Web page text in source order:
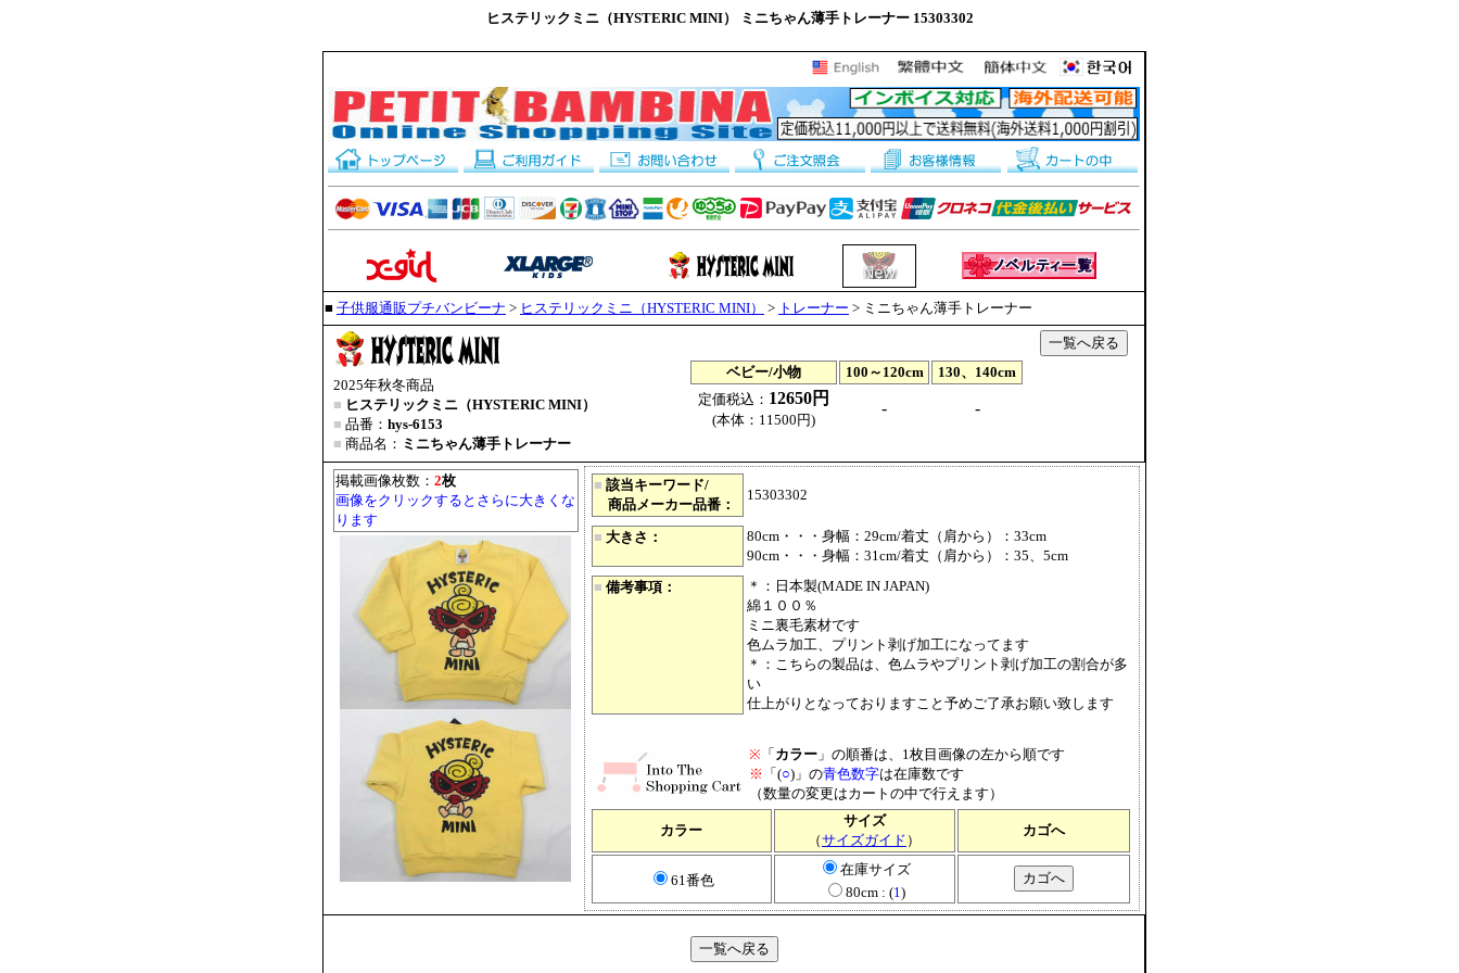
ヒステリックミニ（HYSTERIC MINI） ミニちゃん薄手トレーナー 15303302
■ 子供服通販プチバンビーナ > ヒステリックミニ（HYSTERIC MINI） > トレーナー > ミニちゃん薄手トレーナー
ベビー/小物 100～120cm
130、140cm
定価税込： 12650円
(本体：11500円)
- -
2025年秋冬商品
■ ヒステリックミニ（HYSTERIC MINI）
■ 品番： hys-6153
■ 商品名： ミニちゃん薄手トレーナー
掲載画像枚数： 2枚
画像をクリックするとさらに大きくな
ります
■ 該当キーワード/
商品メーカー品番：
15303302
■ 大きさ：
80cm・・・身幅：29cm/着丈（肩から）：33cm
90cm・・・身幅：31cm/着丈（肩から）：35、5cm
■ 備考事項：
＊：日本製(MADE IN JAPAN)
綿１００％
ミニ裏毛素材です
色ムラ加工、プリント剥げ加工になってます
＊：こちらの製品は、色ムラやプリント剥げ加工の割合が多
い
仕上がりとなっておりますこと予めご了承お願い致します
※「 カラー」の順番は、1枚目画像の左から順です
※ 「(○)」の青色数字は在庫数です
（数量の変更はカートの中で行えます）
カラー
サイズ
（サイズガイド ）
カゴへ
61番色
在庫サイズ
80cm : (1)